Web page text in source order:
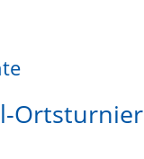
Ortsturnier